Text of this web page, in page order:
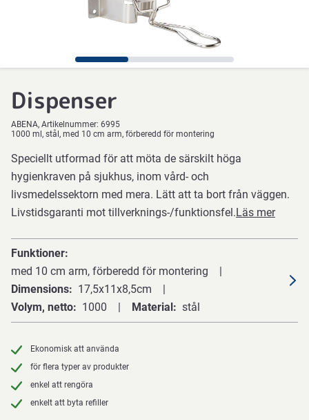
Dispenser
ABENA Artikelnummer: 6995
1000 ml, stål, med 10 cm arm, förberedd för montering
Speciellt utformad för att möta de särskilt höga
hygienkraven på sjukhus, inom vård- och
livsmedelssektorn med mera. Lätt att ta bort från väggen.
Livstidsgaranti mot tillverknings-/funktionsfel.Läs mer
Funktioner
med 10 cm arm, förberedd för montering
Dimensions
17,5x11x8,5cm
Volym, netto
1000 Material stål
Ekonomisk att använda
för flera typer av produkter
enkel att rengöra
enkelt att byta refiller